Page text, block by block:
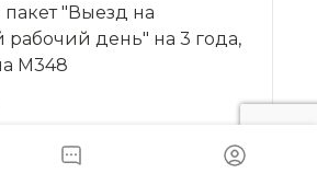
"Выезд на
день" на 3 года,
М348